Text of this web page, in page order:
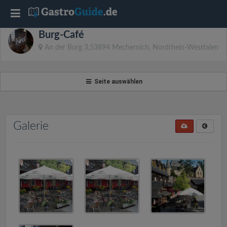
Burg-Café
An der Burg 3,53894 Mechernich, Nordrhein-Westfalen
Seite auswählen
Galerie
T
o
l
n
a